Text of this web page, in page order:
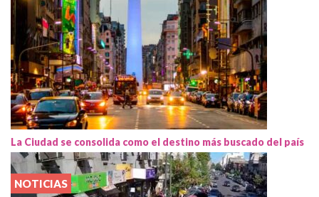
La Ciudad se consolida como el destino más buscado del país
NOTICIAS